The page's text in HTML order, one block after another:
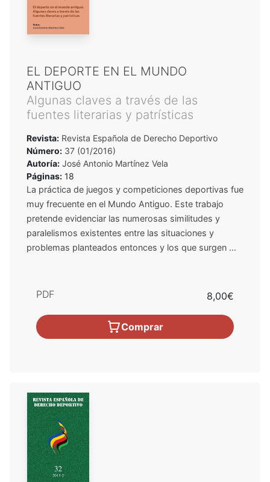
EL DEPORTE EN EL MUNDO
ANTIGUO
Algunas claves a través de las
fuentes literarias y patrísticas
Revista: Revista Española de Derecho Deportivo
Número: 37 (01/2016)
Autoría: José Antonio Martínez Vela
Páginas: 18
La práctica de juegos y competiciones deportivas fue
muy frecuente en el Mundo Antiguo. Este trabajo
pretende evidenciar las numerosas similitudes y
paralelismos existentes entre las situaciones y
problemas planteados entonces y los que surgen ...
PDF 8,00€
Comprar